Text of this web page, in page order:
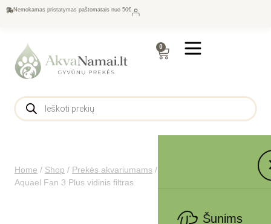
Nemokamas pristatymas paštomatais nuo 50€
0
Šunims
Home / Shop / Prekės akvariumams /
Aquael Fan 3 Plus vidinis filtras